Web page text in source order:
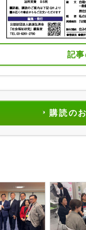
記
購読の